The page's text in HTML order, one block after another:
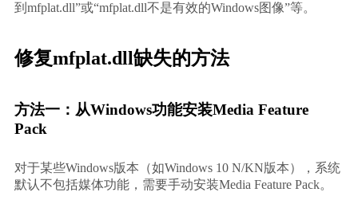
到mfplat.dll”或“mfplat.dll不是有效的Windows图像”等。
修复mfplat.dll缺失的方法
方法一：从Windows功能安装Media Feature
Pack
对于某些Windows版本（如Windows 10 N/KN版本），系统
默认不包括媒体功能，需要手动安装Media Feature Pack。